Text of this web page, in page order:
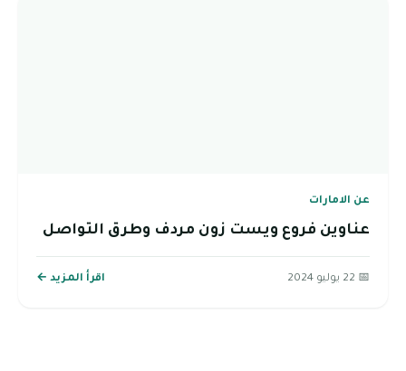
عن الامارات
عناوين فروع ويست زون مردف وطرق التواصل
📅 22 يوليو 2024 اقرأ المزيد ←